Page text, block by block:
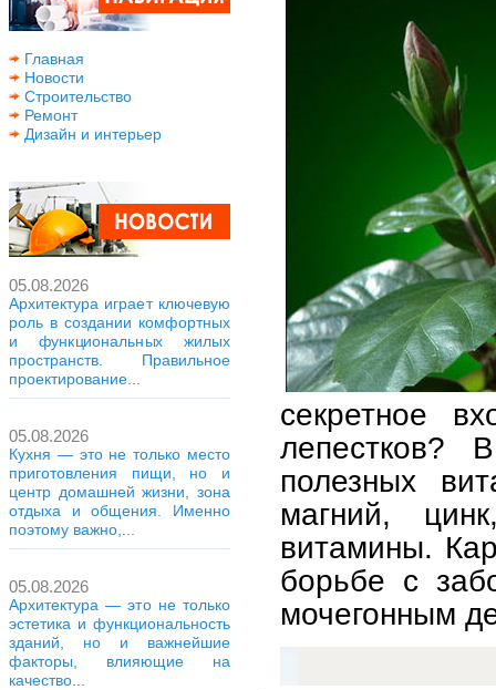
Главная
Новости
Строительство
Ремонт
Дизайн и интерьер
05.08.2026
Архитектура играет ключевую
роль в создании комфортных
и функциональных жилых
пространств. Правильное
проектирование...
05.08.2026
Кухня — это не только место
приготовления пищи, но и
центр домашней жизни, зона
отдыха и общения. Именно
поэтому важно,...
05.08.2026
Архитектура — это не только
эстетика и функциональность
зданий, но и важнейшие
факторы, влияющие на
качество...
секретное
лепестков?
полезных
магний,
витамины.
борьбе с
мочегонным